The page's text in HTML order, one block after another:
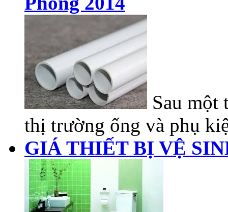
Sau một
thị trường ống và phụ
GIÁ THIẾT BỊ VỆ